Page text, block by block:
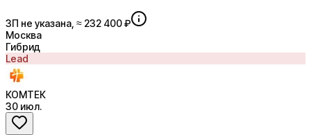
ЗП не указана, ≈ 232 400 ₽
Москва
Гибрид
Lead
КОМТЕК
30 июл.